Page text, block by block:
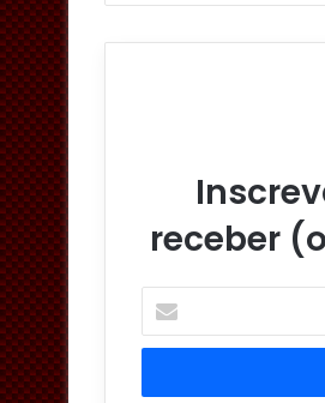
receber
s
r